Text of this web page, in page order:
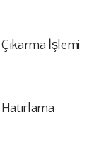
İşlemi
Hatırlama